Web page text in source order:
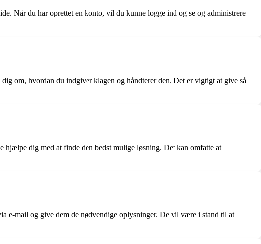
Når du har oprettet en konto, vil du kunne logge ind og se og administrere
om, hvordan du indgiver klagen og håndterer den. Det er vigtigt at give så
dig med at finde den bedst mulige løsning. Det kan omfatte at
e-mail og give dem de nødvendige oplysninger. De vil være i stand til at